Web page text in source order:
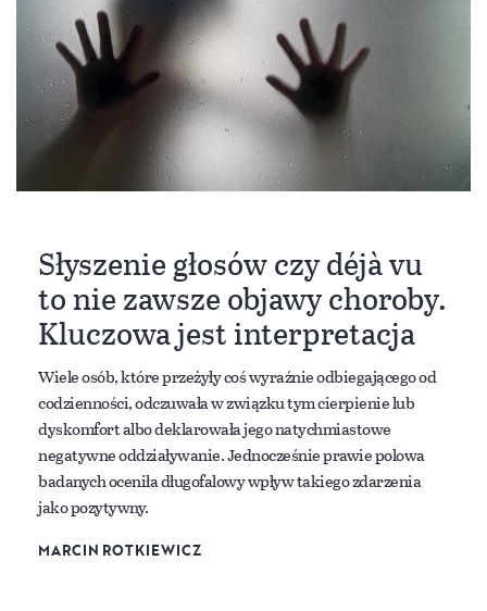
Słyszenie głosów czy déjà vu
to nie zawsze objawy choroby.
Kluczowa jest interpretacja
Wiele osób, które przeżyły coś wyraźnie odbiegającego od
codzienności, odczuwała w związku tym cierpienie lub
dyskomfort albo deklarowała jego natychmiastowe
negatywne oddziaływanie. Jednocześnie prawie polowa
badanych oceniła długofalowy wpływ takiego zdarzenia
jako pozytywny.
MARCIN ROTKIEWICZ